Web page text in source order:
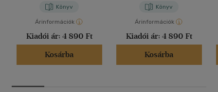
Könyv
Árinformációk
Kiadói ár: 4 890 Ft
Kosárba
Könyv
Árinformációk
Kiadói ár: 4 890 Ft
Kosárba